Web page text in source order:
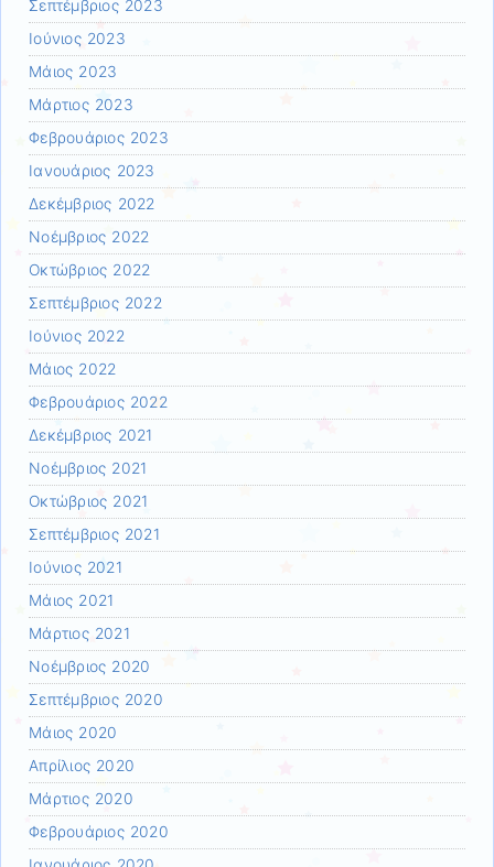
Σεπτέμβριος 2023
Ιούνιος 2023
Μάιος 2023
Μάρτιος 2023
Φεβρουάριος 2023
Ιανουάριος 2023
Δεκέμβριος 2022
Νοέμβριος 2022
Οκτώβριος 2022
Σεπτέμβριος 2022
Ιούνιος 2022
Μάιος 2022
Φεβρουάριος 2022
Δεκέμβριος 2021
Νοέμβριος 2021
Οκτώβριος 2021
Σεπτέμβριος 2021
Ιούνιος 2021
Μάιος 2021
Μάρτιος 2021
Νοέμβριος 2020
Σεπτέμβριος 2020
Μάιος 2020
Απρίλιος 2020
Μάρτιος 2020
Φεβρουάριος 2020